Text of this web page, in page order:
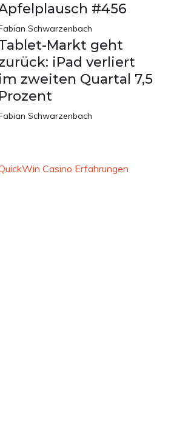
#456
Schwarzenbach
Markt geht
iPad verliert
im zweiten Quartal 7,5
Prozent
Schwarzenbach
Casino Erfahrungen